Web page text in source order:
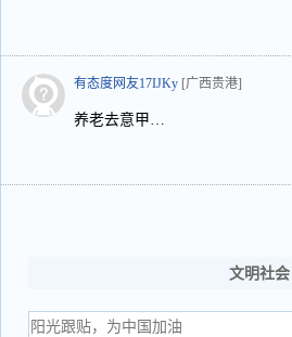
有态度网友17IJKy [广西贵港]
养老去意甲…
文明社